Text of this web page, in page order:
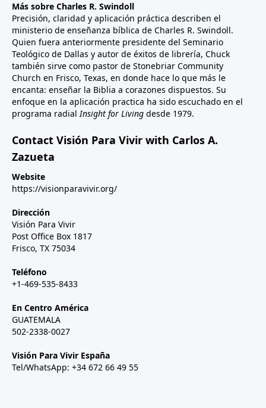
Más sobre Charles R. Swindoll
Precisión, claridad y aplicación práctica describen el
ministerio de enseñanza bíblica de Charles R. Swindoll.
Quien fuera anteriormente presidente del Seminario
Teológico de Dallas y autor de éxitos de librería, Chuck
también sirve como pastor de Stonebriar Community
Church en Frisco, Texas, en donde hace lo que más le
encanta: enseñar la Biblia a corazones dispuestos. Su
enfoque en la aplicación practica ha sido escuchado en el
programa radialInsight for Living desde 1979.
Contact Visión Para Vivir with Carlos A.
Zazueta
Website
https://visionparavivir.org/
Dirección
Visión Para Vivir
Post Office Box 1817
Frisco, TX 75034
Teléfono
+1-469-535-8433
En Centro América
GUATEMALA
502-2338-0027
Visión Para Vivir España
Tel/WhatsApp: +34 672 66 49 55